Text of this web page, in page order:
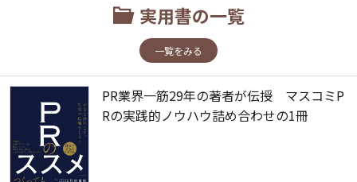
実用書の一覧
一覧をみる
PR業界一筋29年の著者が伝授 マスコミP
Rの実践的ノウハウ詰め合わせの1冊